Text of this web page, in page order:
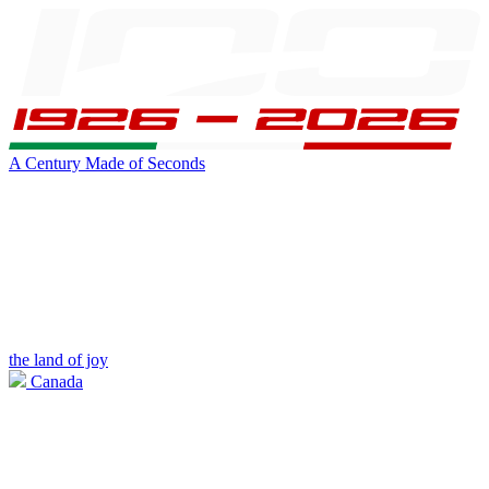
A Century Made of Seconds
the land of joy
Canada